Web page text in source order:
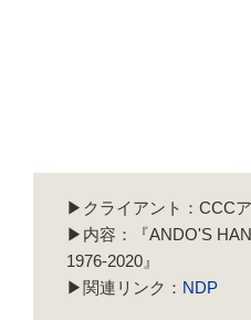
▶クライアント：CCC
▶内容：『ANDO'S
1976-2020』
▶関連リンク： NDP